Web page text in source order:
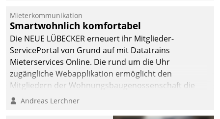
Die monatlichen
Mitteilungen zum
Heizungs- und
Wasserverbrauch gehen
automatisiert, vollständig
und auf Wunsch über
mehrere zuvor
Kommunikationswege bei
Mieterkommunikation
Smartwohnlich komfortabel
Die NEUE LÜBECKER erneuert ihr Mitglieder-
ServicePortal von Grund auf mit Datatrains
Mieterservices Online. Die rund um die Uhr
zugängliche Webapplikation ermöglicht den
Mitgliedern der Wohnungs­bau­genossenschaft die
Kontaktaufnahme per Smartphone, Tablet oder PC.
Andreas Lerchner